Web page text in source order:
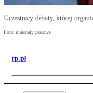
Uczestnicy debaty, której
Foto: materiały prasowe
rp.pl